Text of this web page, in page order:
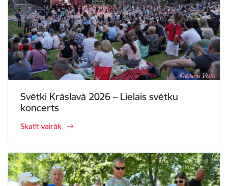
Svētki Krāslavā 2026 – Lielais svētku
koncerts
Skatīt vairāk